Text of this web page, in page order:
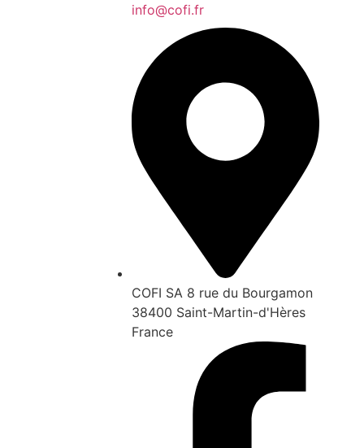
info@cofi.fr
COFI SA 8 rue du Bourgamon
38400 Saint-Martin-d'Hères
France